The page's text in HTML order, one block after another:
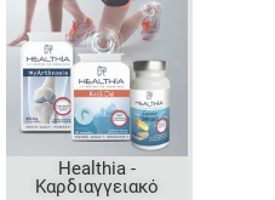
Healthia -
Καρδιαγγειακό